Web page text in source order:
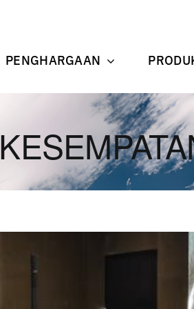
PENGHARGAAN